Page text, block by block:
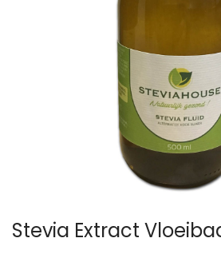
Stevia Extract